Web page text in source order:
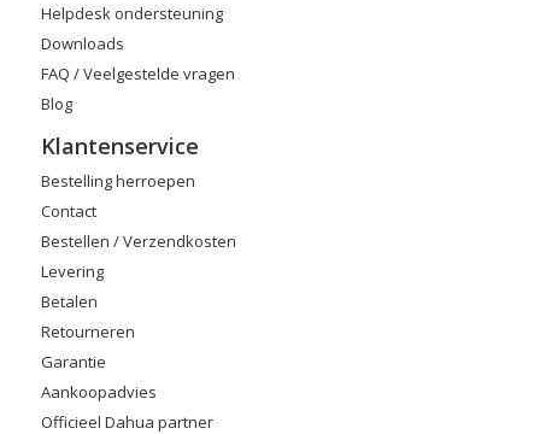
Helpdesk ondersteuning
Downloads
FAQ / Veelgestelde vragen
Blog
Klantenservice
Bestelling herroepen
Contact
Bestellen / Verzendkosten
Levering
Betalen
Retourneren
Garantie
Aankoopadvies
Officieel Dahua partner